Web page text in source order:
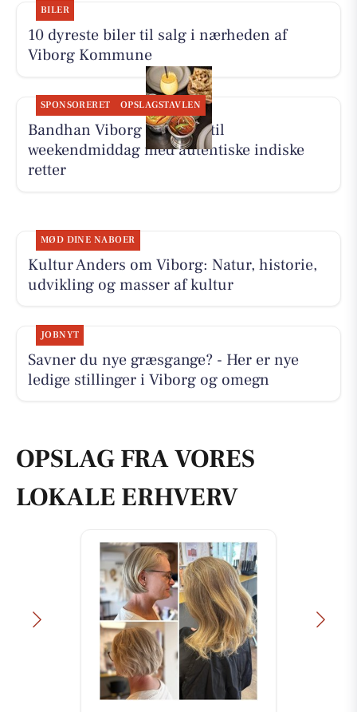
BILER
10 dyreste biler til salg i nærheden af
Viborg Kommune
SPONSORERET OPSLAGSTAVLEN
Bandhan Viborg inviterer til
weekendmiddag med autentiske indiske
retter
MØD DINE NABOER
Kultur Anders om Viborg: Natur, historie,
udvikling og masser af kultur
JOBNYT
Savner du nye græsgange? - Her er nye
ledige stillinger i Viborg og omegn
OPSLAG FRA VORES
LOKALE ERHVERV